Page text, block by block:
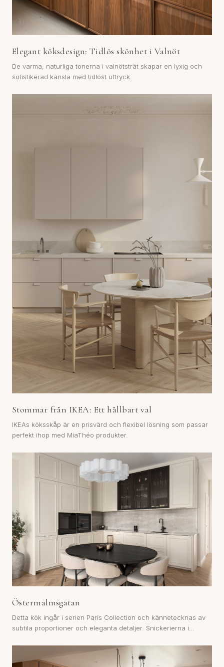
Elegant köksdesign: Tidlös skönhet i Valnöt
De varma, naturliga tonerna i valnötsträt skapar en lyxig och
sofistikerad känsla med tidlöst uttryck.
Stommar från IKEA: Ett hållbart val
IKEAs köksskåp är en prisvärd och flexibel lösning som passar
perfekt ihop med MiaThéo produkter.
Östermalmsgatan
Detta kök ingår i serien Paris Collection och kännetecknas av
subtila proportioner och eleganta detaljer. Snickerierna i